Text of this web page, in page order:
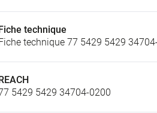
technique
technique 77 5429 5429
5429 5429 34704-0200